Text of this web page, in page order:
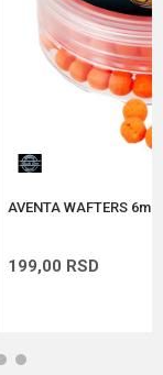
AVENTA WAFTERS
199,00 RSD
1112